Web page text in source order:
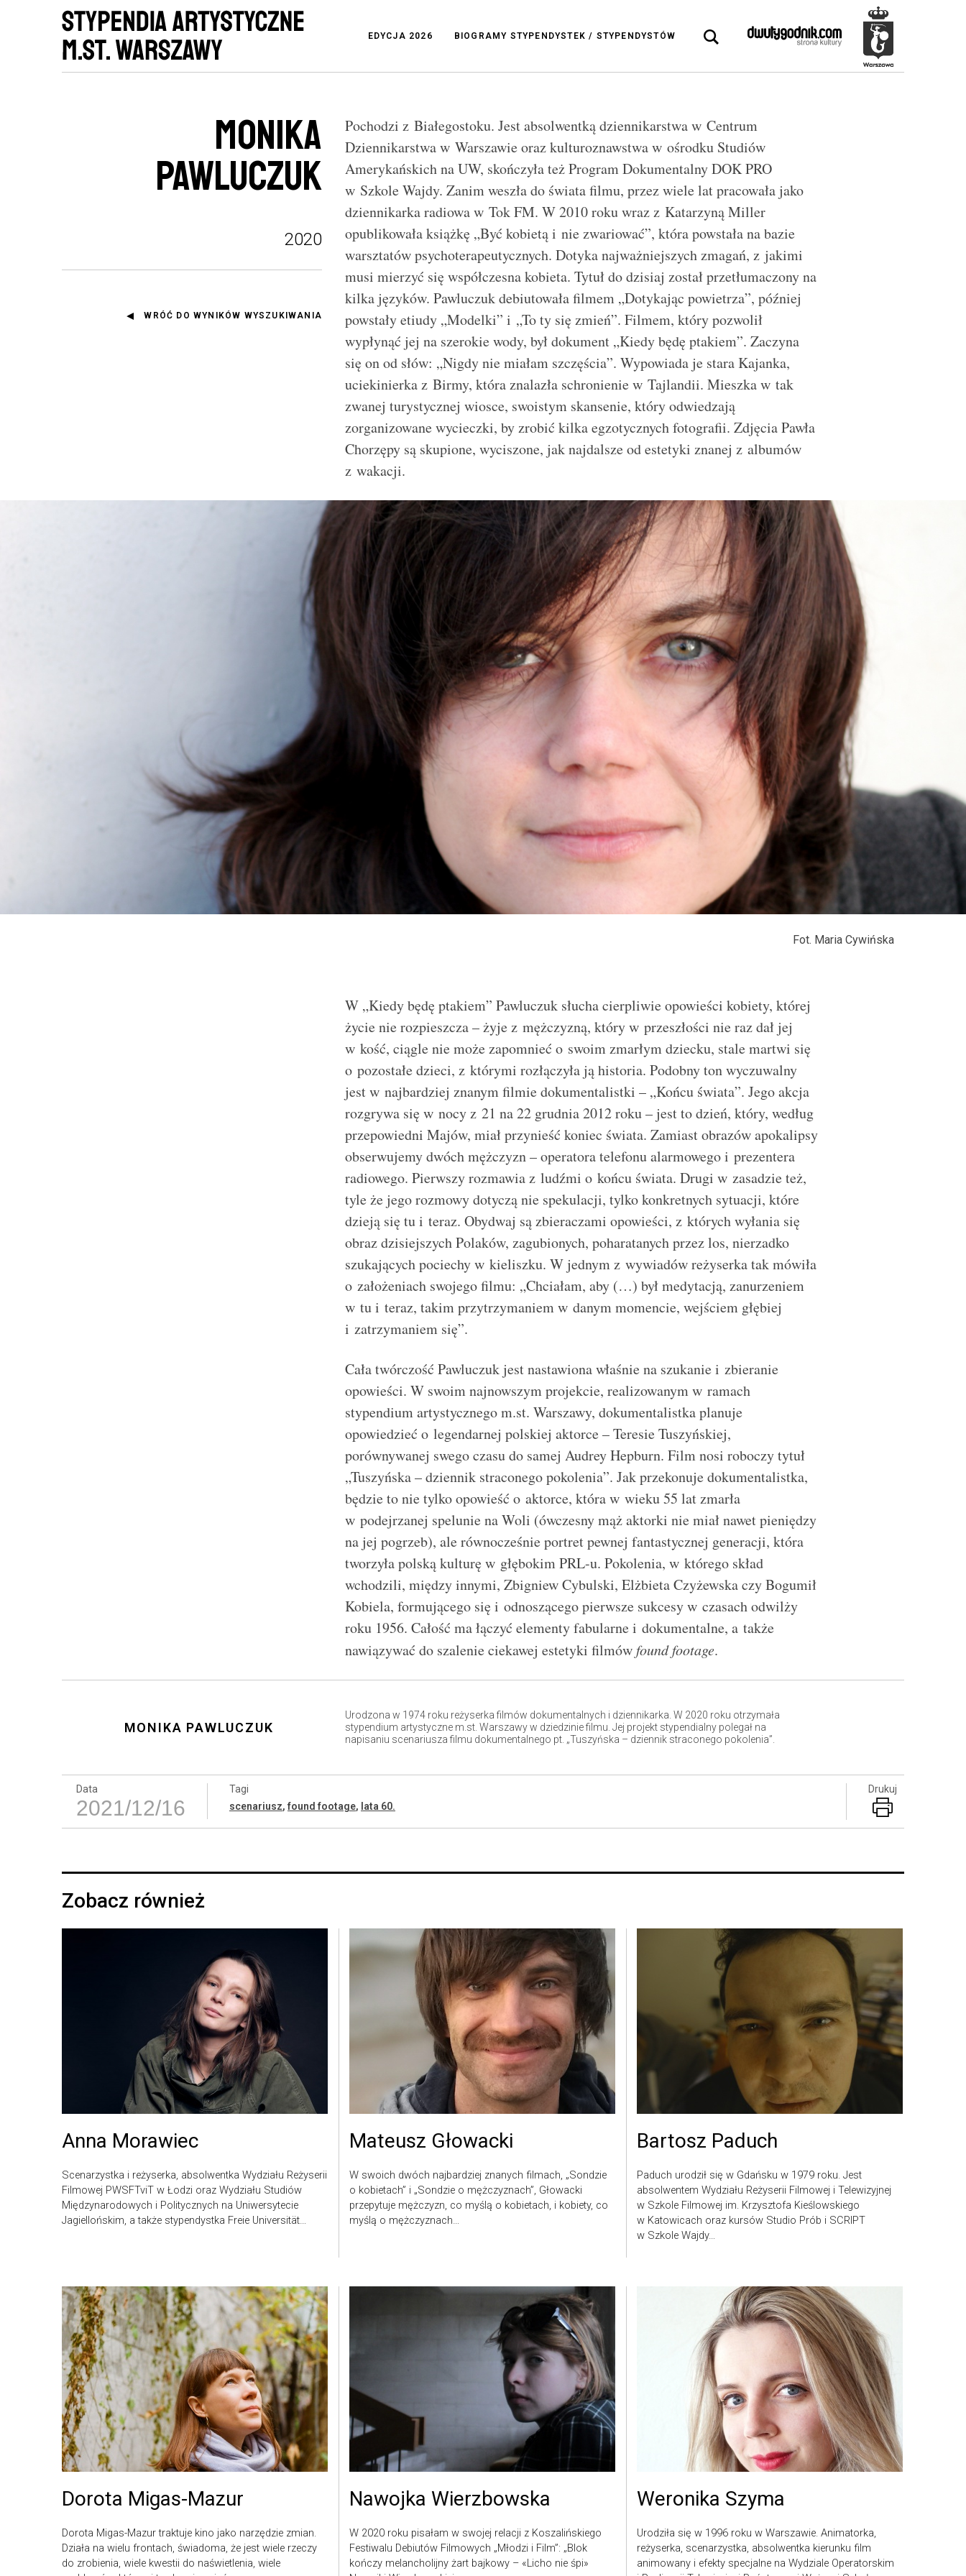
EDYCJA 2026 BIOGRAMY STYPENDYSTEK / STYPENDYSTÓW
MONIKA
PAWLUCZUK
2020
WRÓĆ DO WYNIKÓW WYSZUKIWANIA
Pochodzi z Białegostoku. Jest absolwentką dziennikarstwa w Centrum
Dziennikarstwa w Warszawie oraz kulturoznawstwa w ośrodku Studiów
Amerykańskich na UW, skończyła też Program Dokumentalny DOK PRO
w Szkole Wajdy. Zanim weszła do świata filmu, przez wiele lat pracowała jako
dziennikarka radiowa w Tok FM. W 2010 roku wraz z Katarzyną Miller
opublikowała książkę „Być kobietą i nie zwariować”, która powstała na bazie
warsztatów psychoterapeutycznych. Dotyka najważniejszych zmagań, z jakimi
musi mierzyć się współczesna kobieta. Tytuł do dzisiaj został przetłumaczony na
kilka języków. Pawluczuk debiutowała filmem „Dotykając powietrza”, później
powstały etiudy „Modelki” i „To ty się zmień”. Filmem, który pozwolił
wypłynąć jej na szerokie wody, był dokument „Kiedy będę ptakiem”. Zaczyna
się on od słów: „Nigdy nie miałam szczęścia”. Wypowiada je stara Kajanka,
uciekinierka z Birmy, która znalazła schronienie w Tajlandii. Mieszka w tak
zwanej turystycznej wiosce, swoistym skansenie, który odwiedzają
zorganizowane wycieczki, by zrobić kilka egzotycznych fotografii. Zdjęcia Pawła
Chorzępy są skupione, wyciszone, jak najdalsze od estetyki znanej z albumów
z wakacji.
Fot. Maria Cywińska
W „Kiedy będę ptakiem” Pawluczuk słucha cierpliwie opowieści kobiety, której
życie nie rozpieszcza – żyje z mężczyzną, który w przeszłości nie raz dał jej
w kość, ciągle nie może zapomnieć o swoim zmarłym dziecku, stale martwi się
o pozostałe dzieci, z którymi rozłączyła ją historia. Podobny ton wyczuwalny
jest w najbardziej znanym filmie dokumentalistki – „Końcu świata”. Jego akcja
rozgrywa się w nocy z 21 na 22 grudnia 2012 roku – jest to dzień, który, według
przepowiedni Majów, miał przynieść koniec świata. Zamiast obrazów apokalipsy
obserwujemy dwóch mężczyzn – operatora telefonu alarmowego i prezentera
radiowego. Pierwszy rozmawia z ludźmi o końcu świata. Drugi w zasadzie też,
tyle że jego rozmowy dotyczą nie spekulacji, tylko konkretnych sytuacji, które
dzieją się tu i teraz. Obydwaj są zbieraczami opowieści, z których wyłania się
obraz dzisiejszych Polaków, zagubionych, poharatanych przez los, nierzadko
szukających pociechy w kieliszku. W jednym z wywiadów reżyserka tak mówiła
o założeniach swojego filmu: „Chciałam, aby (…) był medytacją, zanurzeniem
w tu i teraz, takim przytrzymaniem w danym momencie, wejściem głębiej
i zatrzymaniem się”.
Cała twórczość Pawluczuk jest nastawiona właśnie na szukanie i zbieranie
opowieści. W swoim najnowszym projekcie, realizowanym w ramach
stypendium artystycznego m.st. Warszawy, dokumentalistka planuje
opowiedzieć o legendarnej polskiej aktorce – Teresie Tuszyńskiej,
porównywanej swego czasu do samej Audrey Hepburn. Film nosi roboczy tytuł
„Tuszyńska – dziennik straconego pokolenia”. Jak przekonuje dokumentalistka,
będzie to nie tylko opowieść o aktorce, która w wieku 55 lat zmarła
w podejrzanej spelunie na Woli (ówczesny mąż aktorki nie miał nawet pieniędzy
na jej pogrzeb), ale równocześnie portret pewnej fantastycznej generacji, która
tworzyła polską kulturę w głębokim PRL-u. Pokolenia, w którego skład
wchodzili, między innymi, Zbigniew Cybulski, Elżbieta Czyżewska czy Bogumił
Kobiela, formującego się i odnoszącego pierwsze sukcesy w czasach odwilży
roku 1956. Całość ma łączyć elementy fabularne i dokumentalne, a także
nawiązywać do szalenie ciekawej estetyki filmówfound footage.
MONIKA PAWLUCZUK
Urodzona w 1974 roku reżyserka filmów dokumentalnych i dziennikarka. W 2020 roku otrzymała
stypendium artystyczne m.st. Warszawy w dziedzinie filmu. Jej projekt stypendialny polegał na
napisaniu scenariusza filmu dokumentalnego pt. „Tuszyńska – dziennik straconego pokolenia”.
Drukuj
Data
2021/12/16
Tagi
scenariusz, found footage, lata 60.
Zobacz również
Anna Morawiec
Scenarzystka i reżyserka, absolwentka Wydziału Reżyserii
Filmowej PWSFTviT w Łodzi oraz Wydziału Studiów
Międzynarodowych i Politycznych na Uniwersytecie
Jagiellońskim, a także stypendystka Freie Universität…
Mateusz Głowacki
W swoich dwóch najbardziej znanych filmach, „Sondzie
o kobietach” i „Sondzie o mężczyznach”, Głowacki
przepytuje mężczyzn, co myślą o kobietach, i kobiety, co
myślą o mężczyznach…
Bartosz Paduch
Paduch urodził się w Gdańsku w 1979 roku. Jest
absolwentem Wydziału Reżyserii Filmowej i Telewizyjnej
w Szkole Filmowej im. Krzysztofa Kieślowskiego
w Katowicach oraz kursów Studio Prób i SCRIPT
w Szkole Wajdy…
Dorota Migas-Mazur
Dorota Migas-Mazur traktuje kino jako narzędzie zmian.
Działa na wielu frontach, świadoma, że jest wiele rzeczy
do zrobienia, wiele kwestii do naświetlenia, wiele
Nawojka Wierzbowska
W 2020 roku pisałam w swojej relacji z Koszalińskiego
Festiwalu Debiutów Filmowych „Młodzi i Film”: „Blok
kończy melancholijny żart bajkowy – «Licho nie śpi»
Weronika Szyma
Urodziła się w 1996 roku w Warszawie. Animatorka,
reżyserka, scenarzystka, absolwentka kierunku film
animowany i efekty specjalne na Wydziale Operatorskim